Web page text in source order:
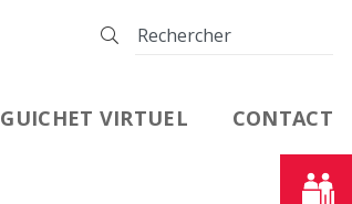
GUICHET VIRTUEL CONTACT